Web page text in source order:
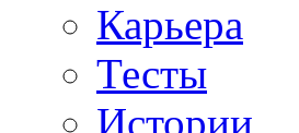
Карьера
Тесты
Истории